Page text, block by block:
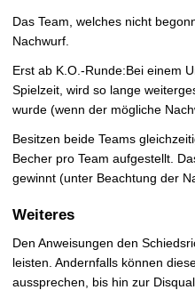
Das Team, welches nicht
Nachwurf.
Erst ab K.O.-Runde:Bei einem
Spielzeit, wird so lange
wurde (wenn der mögliche
Besitzen beide Teams
Becher pro Team aufgestellt.
gewinnt (unter Beachtung der
Weiteres
Den Anweisungen den
leisten. Andernfalls können
aussprechen, bis hin zur